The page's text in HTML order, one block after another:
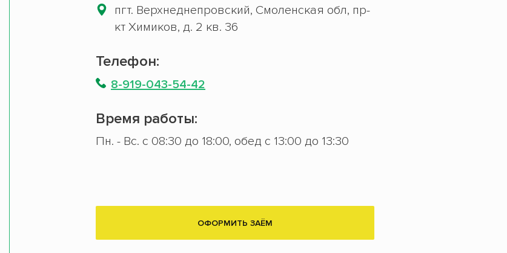
пгт. Верхнеднепровский, Смоленская обл, пр-
кт Химиков, д. 2 кв. 36
Телефон:
8-919-043-54-42
Время работы:
Пн. - Вс. с 08:30 до 18:00, обед с 13:00 до 13:30
ОФОРМИТЬ ЗАЁМ